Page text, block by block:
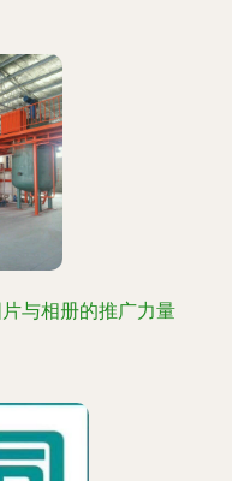
与相册的推广力量